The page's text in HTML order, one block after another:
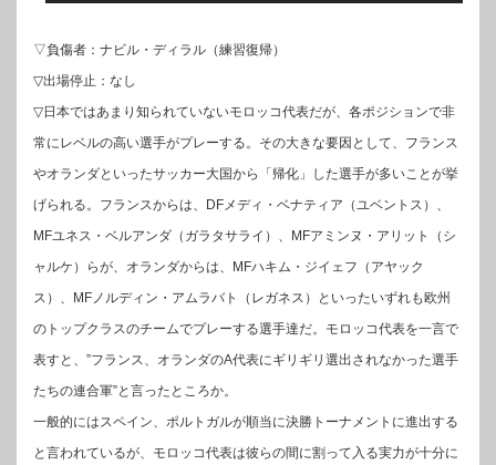
▽負傷者：ナビル・ディラル（練習復帰）
▽出場停止：なし
▽日本ではあまり知られていないモロッコ代表だが、各ポジションで非
常にレベルの高い選手がプレーする。その大きな要因として、フランス
やオランダといったサッカー大国から「帰化」した選手が多いことが挙
げられる。フランスからは、DFメディ・ベナティア（ユベントス）、
MFユネス・ベルアンダ（ガラタサライ）、MFアミンヌ・アリット（シ
ャルケ）らが、オランダからは、MFハキム・ジイェフ（アヤック
ス）、MFノルディン・アムラバト（レガネス）といったいずれも欧州
のトップクラスのチームでプレーする選手達だ。モロッコ代表を一言で
表すと、”フランス、オランダのA代表にギリギリ選出されなかった選手
たちの連合軍”と言ったところか。
一般的にはスペイン、ポルトガルが順当に決勝トーナメントに進出する
と言われているが、モロッコ代表は彼らの間に割って入る実力が十分に